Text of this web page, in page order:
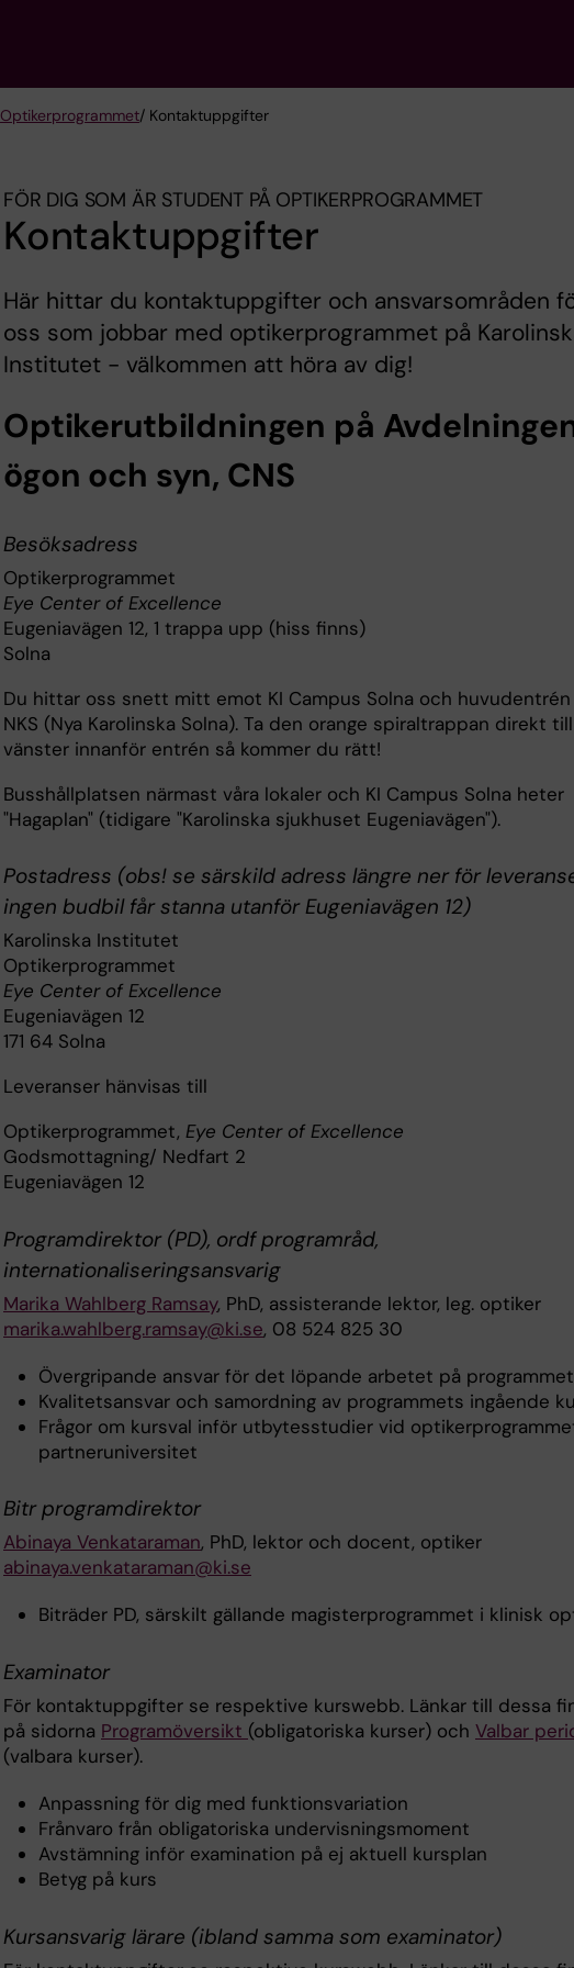
Optikerprogrammet/ Kontaktuppgifter
FÖR DIG SOM ÄR STUDENT PÅ OPTIKERPROGRAMMET
Kontaktuppgifter
Här hittar du kontaktuppgifter och ansvarsområden
oss som jobbar med optikerprogrammet på
Institutet - välkommen att höra av dig!
Optikerutbildningen på
ögon och syn, CNS
Besöksadress
Optikerprogrammet
Eye Center of Excellence
Eugeniavägen 12, 1 trappa upp (hiss finns)
Solna
Du hittar oss snett mitt emot KI Campus Solna och
NKS (Nya Karolinska Solna). Ta den orange spiraltrappan direkt till
vänster innanför entrén så kommer du rätt!
Busshållplatsen närmast våra lokaler och KI Campus Solna heter
"Hagaplan" (tidigare "Karolinska sjukhuset Eugeniavägen").
Postadress (obs! se särskild adress längre ner för
ingen budbil får stanna utanför Eugeniavägen 12)
Karolinska Institutet
Optikerprogrammet
Eye Center of Excellence
Eugeniavägen 12
171 64 Solna
Leveranser hänvisas till
Optikerprogrammet, Eye Center of Excellence
Godsmottagning/ Nedfart 2
Eugeniavägen 12
Programdirektor (PD), ordf programråd,
internationaliseringsansvarig
Marika Wahlberg Ramsay, PhD, assisterande lektor, leg. optiker
marika.wahlberg.ramsay@ki.se, 08 524 825 30
Övergripande ansvar för det löpande arbetet på
Kvalitetsansvar och samordning av programmets ingående
Frågor om kursval inför utbytesstudier vid
partneruniversitet
Bitr programdirektor
Abinaya Venkataraman, PhD, lektor och docent, optiker
abinaya.venkataraman@ki.se
Biträder PD, särskilt gällande magisterprogrammet i klinisk
Examinator
För kontaktuppgifter se respektive kurswebb. Länkar till dessa
på sidorna Programöversikt (obligatoriska kurser) och Valbar
(valbara kurser).
Anpassning för dig med funktionsvariation
Frånvaro från obligatoriska undervisningsmoment
Avstämning inför examination på ej aktuell kursplan
Betyg på kurs
Kursansvarig lärare (ibland samma som examinator)